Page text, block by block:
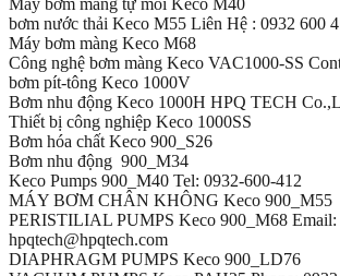
bơm nước thải Keco M55 Liên Hệ : 0932 600
Máy bơm màng Keco M68
Công nghệ bơm màng Keco VAC1000-SS
bơm pít-tông Keco 1000V
Bơm nhu động Keco 1000H HPQ TECH
Thiết bị công nghiệp Keco 1000SS
Bơm hóa chất Keco 900_S26
Bơm nhu động 900_M34
Keco Pumps 900_M40 Tel: 0932-600-412
MÁY BƠM CHÂN KHÔNG Keco 900_M55
PERISTILIAL PUMPS Keco 900_M68 Email:
hpqtech@hpqtech.com
DIAPHRAGM PUMPS Keco 900_LD76